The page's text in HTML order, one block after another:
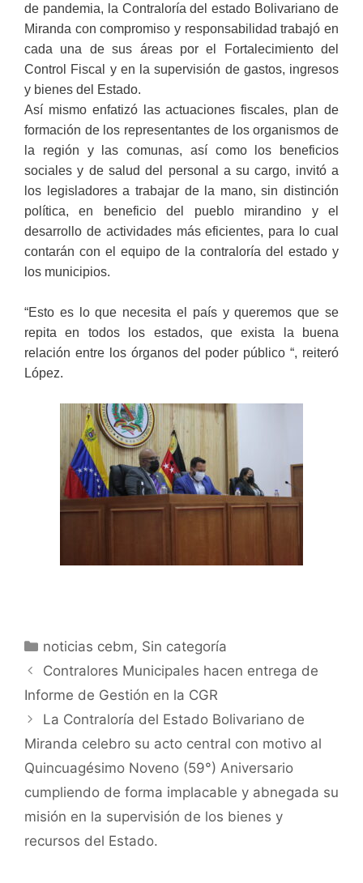
de pandemia, la Contraloría del estado Bolivariano de
Miranda con compromiso y responsabilidad trabajó en
cada una de sus áreas por el Fortalecimiento del
Control Fiscal y en la supervisión de gastos, ingresos
y bienes del Estado.
Así mismo enfatizó las actuaciones fiscales, plan de
formación de los representantes de los organismos de
la región y las comunas, así como los beneficios
sociales y de salud del personal a su cargo, invitó a
los legisladores a trabajar de la mano, sin distinción
política, en beneficio del pueblo mirandino y el
desarrollo de actividades más eficientes, para lo cual
contarán con el equipo de la contraloría del estado y
los municipios.
“Esto es lo que necesita el país y queremos que se
repita en todos los estados, que exista la buena
relación entre los órganos del poder público “, reiteró
López.
noticias cebm, Sin categoría
Contralores Municipales hacen entrega de
Informe de Gestión en la CGR
La Contraloría del Estado Bolivariano de
Miranda celebro su acto central con motivo al
Quincuagésimo Noveno (59°) Aniversario
cumpliendo de forma implacable y abnegada su
misión en la supervisión de los bienes y
recursos del Estado.